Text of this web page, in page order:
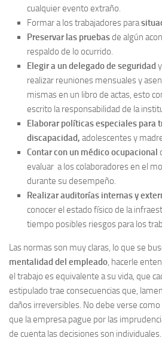
cualquier evento extraño.
Formar a los trabajadores para
Preservar las pruebasde algún
respaldo de lo ocurrido.
Elegir a un delegado de seguridad
realizar reuniones mensuales y
mismas en un libro de actas, esto
escrito la responsabilidad de la
Elaborar políticas especiales para
discapacidad, adolescentes y
Contar con un médico ocupacional
evaluar a los colaboradores en el
durante su desempeño.
Realizar auditorías internas y
conocer el estado físico de la
tiempo posibles riesgos para los
Las normas son muy claras, lo que se
mentalidad del empleado, hacerle
el trabajo es equivalente a su vida, que
estipulado trae consecuencias que,
daños irreversibles. No debe verse
que la empresa pague por las
de cuenta las decisiones son individuales.